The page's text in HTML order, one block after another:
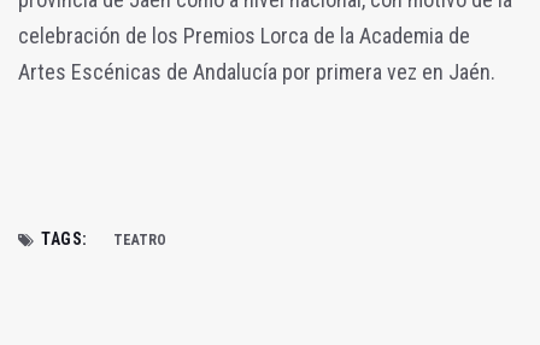
celebración de los Premios Lorca de la Academia de
Artes Escénicas de Andalucía por primera vez en Jaén.
TAGS: TEATRO